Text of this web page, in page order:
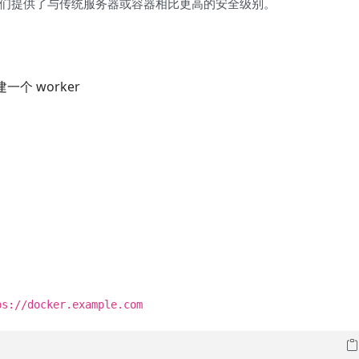
供了与传统服务器或容器相比更高的安全级别。
一个 worker
docker.example.com